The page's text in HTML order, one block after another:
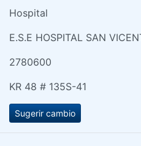
Hospital
E.S.E HOSPITAL SAN
2780600
KR 48 # 135S-41
Sugerir cambio